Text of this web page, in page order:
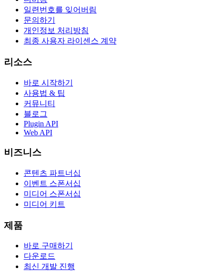
일련번호를 잊어버림
문의하기
개인정보 처리방침
최종 사용자 라이센스 계약
리소스
바로 시작하기
사용법 & 팁
커뮤니티
블로그
Plugin API
Web API
비즈니스
콘텐츠 파트너십
이벤트 스폰서십
미디어 스폰서십
미디어 키트
제품
바로 구매하기
다운로드
최신 개발 진행